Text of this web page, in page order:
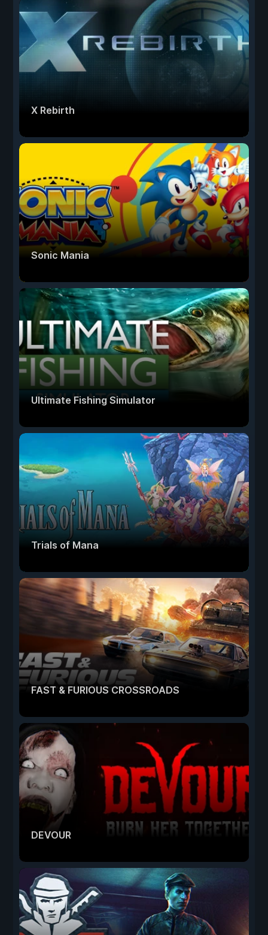
X Rebirth
Sonic Mania
Ultimate Fishing Simulator
Trials of Mana
FAST & FURIOUS CROSSROADS
DEVOUR